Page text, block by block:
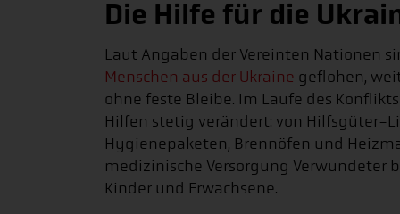
Die Hilfe für die
Laut Angaben der Vereinten Nationen
Menschen aus der Ukraine geflohen,
ohne feste Bleibe. Im Laufe des
Hilfen stetig verändert: von Hilfsgüter-
Hygienepaketen, Brennöfen und
medizinische Versorgung Verwundeter
Kinder und Erwachsene.